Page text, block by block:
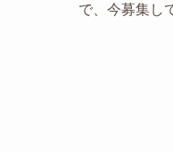
で、今募集し